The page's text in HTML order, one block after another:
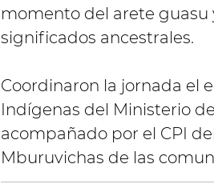
momento del arete guasu
significados ancestrales.
Coordinaron la jornada el
Indígenas del Ministerio
acompañado por el CPI
Mburuvichas de las